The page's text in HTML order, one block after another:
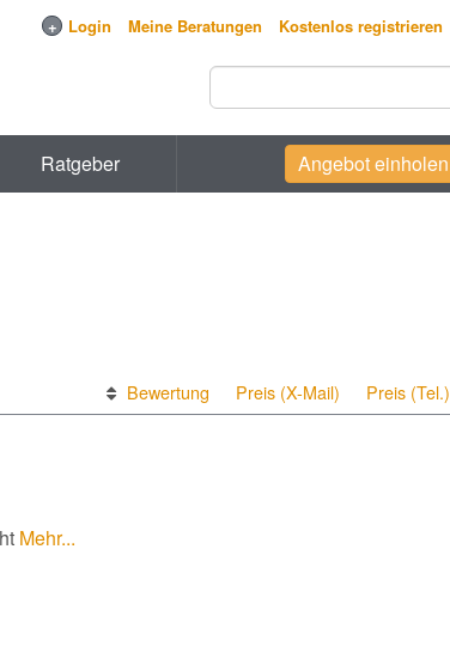
+ Login Meine Beratungen Kostenlos registrieren
Ratgeber Angebot einholen
Bewertung Preis (X-Mail) Preis (Tel.)
Mehr...